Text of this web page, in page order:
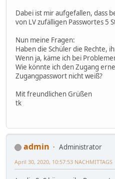
Dabei ist mir aufgefallen, dass
von LV zufälligen Passwortes 5
Nun meine Fragen:
Haben die Schüler die Rechte,
Wenn ja, käme ich bei
Wie könnte ich den Zugang
Zugangpasswort nicht weiß?
Mit freundlichen Grüßen
tk
admin
Administrator
April 30, 2020, 10:57:53 NACHMITTAGS